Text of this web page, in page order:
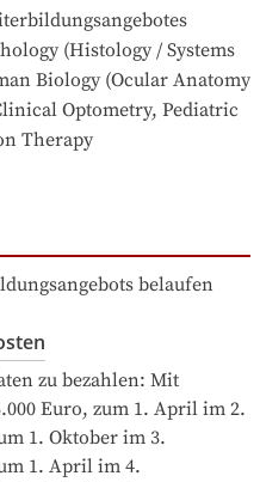
(Histology / Systems
Biology (Ocular Anatomy
Optometry, Pediatric
Therapy
belaufen
zu bezahlen: Mit
Euro, zum 1. April im 2.
1. Oktober im 3.
1. April im 4.